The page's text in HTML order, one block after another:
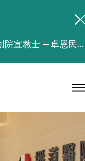
缅怀播道医院创院宣教士 — 卓恩民医生香港追思会
本院在暴雨或台风警告信号 (包括黑色暴雨及8号或以上热带气旋警告信号) 下，仍会维持有限度服务。如有查询，可致电2711 5222。
播道医院手机App已推出查阅病歷记录及求诊资料功能，请即下载